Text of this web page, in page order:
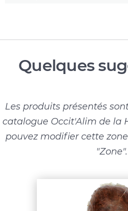
Quelques
Les produits présentés
catalogue Occit'Alim de la
pouvez modifier cette
"Zone".